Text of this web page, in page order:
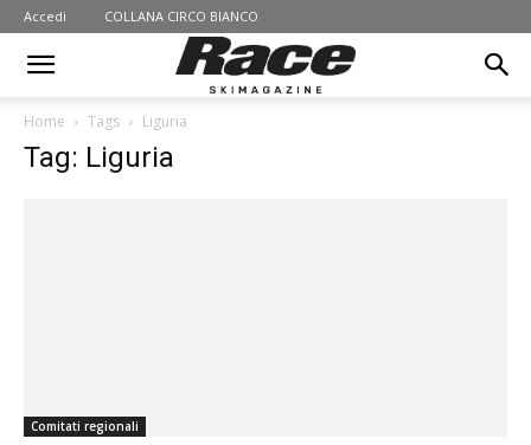
Accedi COLLANA CIRCO BIANCO
Home Tags Liguria
Tag: Liguria
Comitati regionali